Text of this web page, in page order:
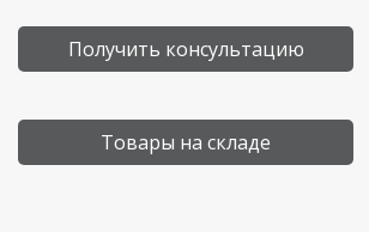
Получить консультацию
Товары на складе